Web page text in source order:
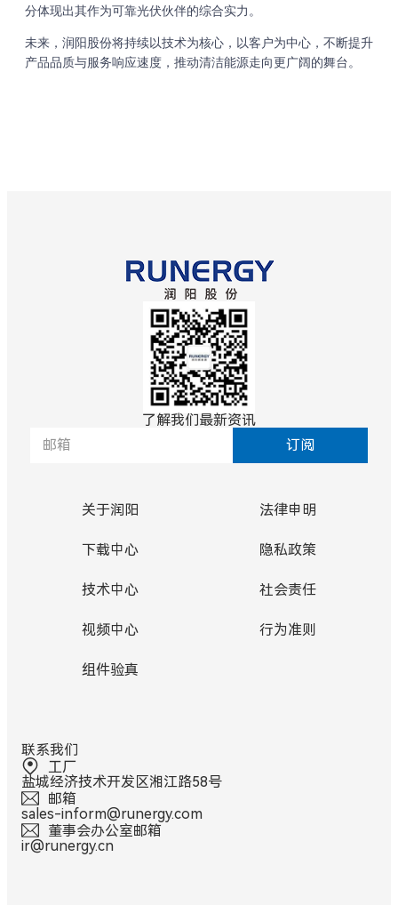
分体现出其作为可靠光伏伙伴的综合实力。
未来，润阳股份将持续以技术为核心，以客户为中心，不断提升
产品品质与服务响应速度，推动清洁能源走向更广阔的舞台。
了解我们最新资讯
订阅
关于润阳
下载中心
技术中心
视频中心
组件验真
法律申明
隐私政策
社会责任
行为准则
联系我们
工厂
盐城经济技术开发区湘江路58号
邮箱
sales-inform@runergy.com
董事会办公室邮箱
ir@runergy.cn